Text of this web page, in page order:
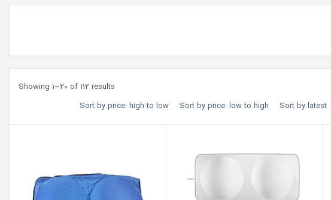
Showing 1–20 of 112 results
Sort by latest
Sort by price: low to high
Sort by price: high to low